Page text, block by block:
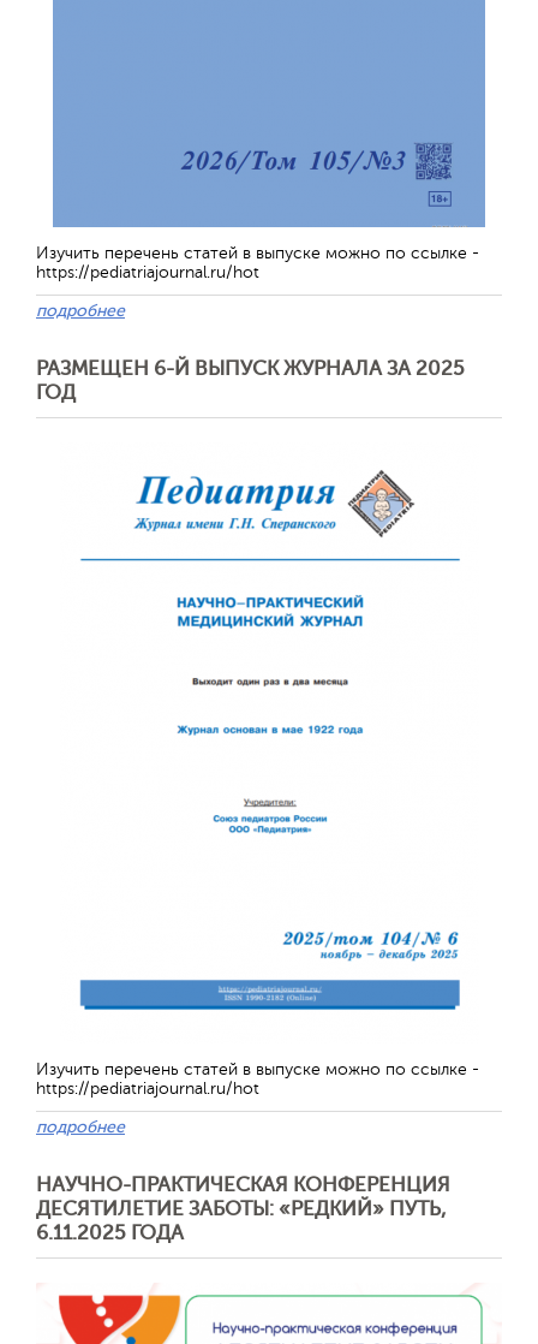
Изучить перечень статей в выпуске можно по ссылке -
https://pediatriajournal.ru/hot
подробнее
РАЗМЕЩЕН 6-Й ВЫПУСК ЖУРНАЛА ЗА 2025
ГОД
Изучить перечень статей в выпуске можно по ссылке -
https://pediatriajournal.ru/hot
подробнее
НАУЧНО-ПРАКТИЧЕСКАЯ КОНФЕРЕНЦИЯ
ДЕСЯТИЛЕТИЕ ЗАБОТЫ: «РЕДКИЙ» ПУТЬ,
6.11.2025 ГОДА